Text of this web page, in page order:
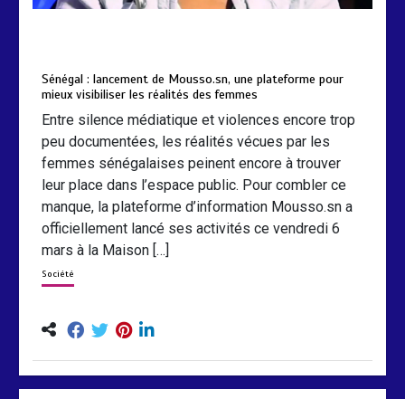
Sénégal : lancement de Mousso.sn, une plateforme pour
mieux visibiliser les réalités des femmes
Entre silence médiatique et violences encore trop
peu documentées, les réalités vécues par les
femmes sénégalaises peinent encore à trouver
leur place dans l’espace public. Pour combler ce
manque, la plateforme d’information Mousso.sn a
officiellement lancé ses activités ce vendredi 6
mars à la Maison […]
Société